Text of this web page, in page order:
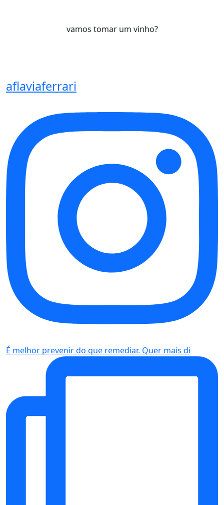
vamos tomar um vinho?
aflaviaferrari
É melhor prevenir do que remediar. Quer mais di